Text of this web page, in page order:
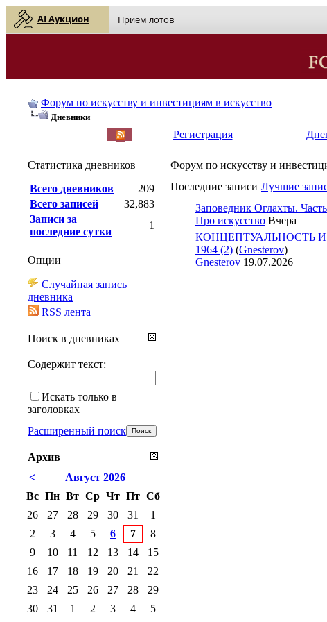
AI Аукцион Прием лотов
Форум по искусству и инвестициям в искусство
Дневники
Регистрация
Форум по искусству и
Последние записи Лучшие
Заповедник Оглахты.
Про искусство Вчера
КОНЦЕПТУАЛЬНОСТЬ
1964 (2) (Gnesterov)
Gnesterov 19.07.2026
Статистика дневников
Всего дневников
209
Всего записей
32,883
Записи за
последние сутки
1
Опции
Случайная запись
дневника
RSS лента
Поиск в дневниках
Содержит текст:
Искать только в
заголовках
Расширенный поиск
Архив
<
Август 2026
Вс Пн Вт Ср Чт Пт Сб
26
27 28 29 30 31
1
2
3 4 5 6 7
8
9
10 11 12 13 14
15
16
17 18 19 20 21
22
23
24 25 26 27 28
29
30
31 1 2 3 4 5